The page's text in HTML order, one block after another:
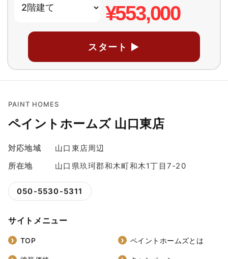
¥553,000
スタート ▶
PAINT HOMES
ペイントホームズ 山口東店
対応地域
山口東店周辺
所在地
山口県玖珂郡和木町和木1丁目7-20
050-5530-5311
サイトメニュー
TOP ペイントホームズとは